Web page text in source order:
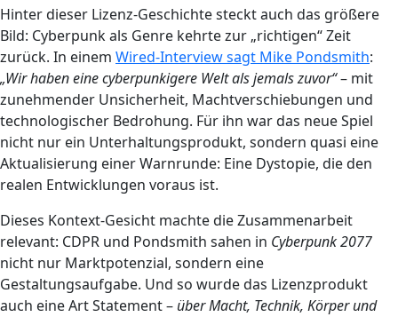
Hinter dieser Lizenz-Geschichte steckt auch das größere
Bild: Cyberpunk als Genre kehrte zur „richtigen“ Zeit
zurück. In einem Wired-Interview sagt Mike Pondsmith:
„Wir haben eine cyberpunkigere Welt als jemals zuvor“– mit
zunehmender Unsicherheit, Machtverschiebungen und
technologischer Bedrohung. Für ihn war das neue Spiel
nicht nur ein Unterhaltungsprodukt, sondern quasi eine
Aktualisierung einer Warnrunde: Eine Dystopie, die den
realen Entwicklungen voraus ist.
Dieses Kontext-Gesicht machte die Zusammenarbeit
relevant: CDPR und Pondsmith sahen in Cyberpunk 2077
nicht nur Marktpotenzial, sondern eine
Gestaltungsaufgabe. Und so wurde das Lizenzprodukt
auch eine Art Statement – über Macht, Technik, Körper und